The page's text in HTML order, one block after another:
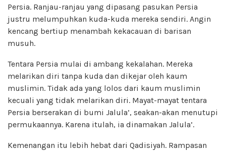
Persia. Ranjau-ranjau yang dipasang pasukan Persia
justru melumpuhkan kuda-kuda mereka sendiri. Angin
kencang bertiup menambah kekacauan di barisan
musuh.
Tentara Persia mulai di ambang kekalahan. Mereka
melarikan diri tanpa kuda dan dikejar oleh kaum
muslimin. Tidak ada yang lolos dari kaum muslimin
kecuali yang tidak melarikan diri. Mayat-mayat tentara
Persia berserakan di bumi Jalula’, seakan-akan menutupi
permukaannya. Karena itulah, ia dinamakan Jalula’.
Kemenangan itu lebih hebat dari Qadisiyah. Rampasan